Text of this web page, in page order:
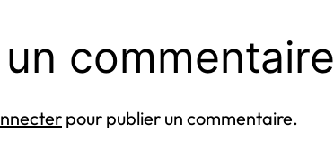
commentaire
pour publier un commentaire.